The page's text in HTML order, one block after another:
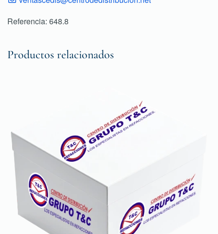
Referencia: 648.8
Productos relacionados